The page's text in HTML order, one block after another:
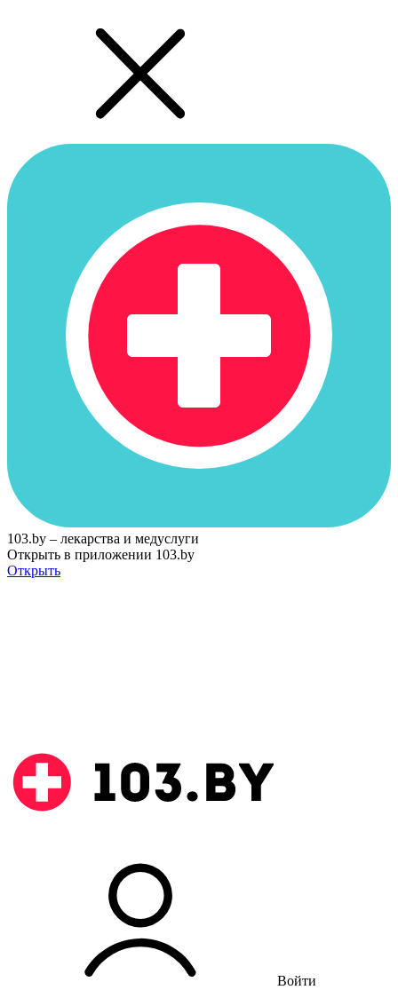
103.by – лекарства и медуслуги
Открыть в приложении 103.by
Открыть
Войти